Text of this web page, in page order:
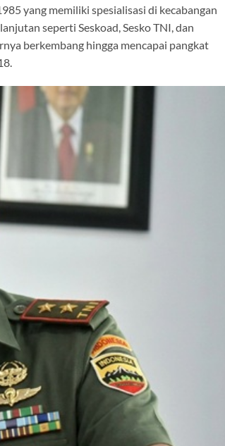
yang memiliki spesialisasi di kecabangan
seperti Seskoad, Sesko TNI, dan
berkembang hingga mencapai pangkat